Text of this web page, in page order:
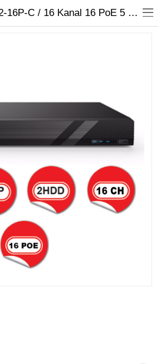
Kodicom KD-3216H2-16P-C / 16 Kanal 16 PoE 5 Megapiksel NVR Kayıt Cihazı